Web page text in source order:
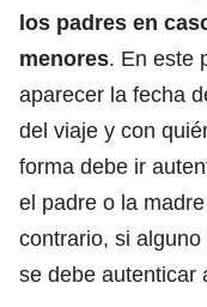
los padres en
menores. En este
aparecer la fecha
del viaje y con
forma debe ir
el padre o la
contrario, si
se debe autenticar